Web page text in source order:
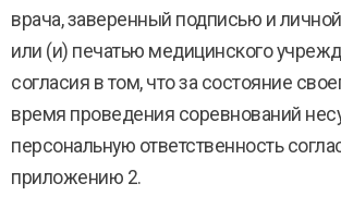
врача, заверенный подписью и
или (и) печатью медицинского
согласия в том, что за состояние
время проведения соревнований
персональную ответственность
приложению 2.